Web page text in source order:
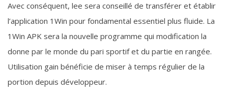
Avec conséquent, lee sera conseillé de transférer et établir
l’application 1Win pour fondamental essentiel plus fluide. La
1Win APK sera la nouvelle programme qui modification la
donne par le monde du pari sportif et du partie en rangée.
Utilisation gain bénéficie de miser à temps régulier de la
portion depuis développeur.